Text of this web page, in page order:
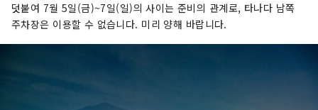
덧붙여 7월 5일(금)~7일(일)의 사이는 준비의 관계로, 타나다 남쪽
주차장은 이용할 수 없습니다. 미리 양해 바랍니다.